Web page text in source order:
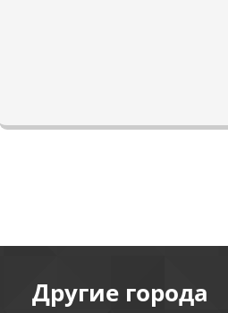
Другие города